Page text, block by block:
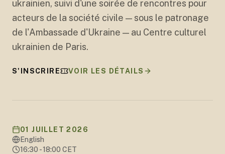
ukrainien, suivi d'une soirée de rencontres pour
acteurs de la société civile — sous le patronage
de l'Ambassade d'Ukraine — au Centre culturel
ukrainien de Paris.
S'INSCRIRE VOIR LES DÉTAILS
01 JUILLET 2026
English
16:30 - 18:00 CET